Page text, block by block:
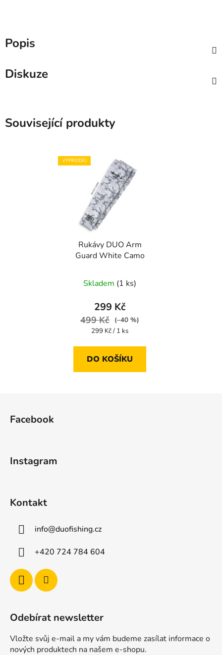
Popis
Diskuze
Související produkty
VÝPRODEJ
Rukávy DUO Arm
Guard White Camo
Skladem (1 ks)
299 Kč
499 Kč
(–40 %)
Měrná
299 Kč / 1 ks
DO KOŠÍKU
Facebook
Instagram
Kontakt
info@duofishing.cz
+420 724 784 604
Odebírat newsletter
Vložte svůj e-mail a my vám budeme zasílat informace o
nových produktech na našem e-shopu.